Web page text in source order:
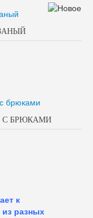
БРЮКАМИ
к
из разных